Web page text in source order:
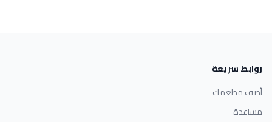
روابط سريعة
أضف مطعمك
مساعدة